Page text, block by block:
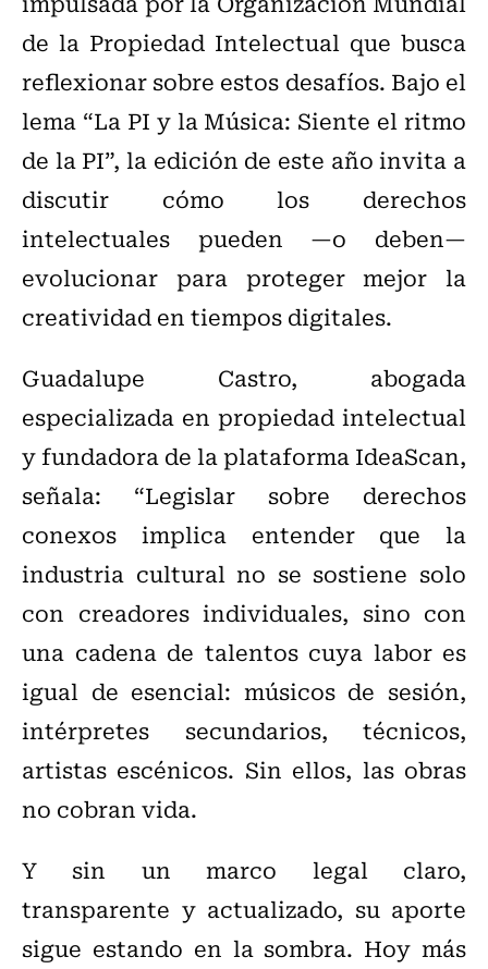
de la Propiedad Intelectual que busca
reflexionar sobre estos desafíos. Bajo el
lema “La PI y la Música: Siente el ritmo
de la PI”, la edición de este año invita a
discutir cómo los derechos
intelectuales pueden —o deben—
evolucionar para proteger mejor la
creatividad en tiempos digitales.
Guadalupe Castro, abogada
especializada en propiedad intelectual
y fundadora de la plataforma IdeaScan,
señala: “Legislar sobre derechos
conexos implica entender que la
industria cultural no se sostiene solo
con creadores individuales, sino con
una cadena de talentos cuya labor es
igual de esencial: músicos de sesión,
intérpretes secundarios, técnicos,
artistas escénicos. Sin ellos, las obras
no cobran vida.
Y sin un marco legal claro,
transparente y actualizado, su aporte
sigue estando en la sombra. Hoy más